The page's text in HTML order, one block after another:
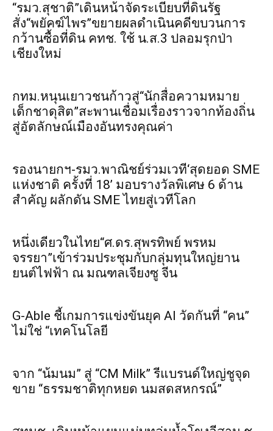
“รมว.สุชาติ”เดินหน้าจัดระเบียบที่ดินรัฐ
สั่ง“พยัคฆ์ไพร”ขยายผลดำเนินคดีขบวนการ
กว้านซื้อที่ดิน คทช. ใช้ น.ส.3 ปลอมรุกป่า
เชียงใหม่
กทม.หนุนเยาวชนก้าวสู่“นักสื่อความหมาย
เด็กชาดุสิต”สะพานเชื่อมเรื่องราวจากท้องถิ่น
สู่อัตลักษณ์เมืองอันทรงคุณค่า
รองนายกฯ-รมว.พาณิชย์ร่วมเวที‘สุดยอด SME
แห่งชาติ ครั้งที่ 18’ มอบรางวัลพิเศษ 6 ด้าน
สำคัญ ผลักดัน SME ไทยสู่เวทีโลก
หนึ่งเดียวในไทย“ศ.ดร.สุพรทิพย์ พรหม
จรรยา”เข้าร่วมประชุมกับกลุ่มทุนใหญ่ยาน
ยนต์ไฟฟ้า ณ มณฑลเจียงซู จีน
G-Able ชี้เกมการแข่งขันยุค AI วัดกันที่ “คน”
ไม่ใช่ “เทคโนโลยี
จาก “น้มนม” สู่ “CM Milk” รีแบรนด์ใหญ่ชูจุด
ขาย “ธรรมชาติทุกหยด นมสดสหกรณ์”